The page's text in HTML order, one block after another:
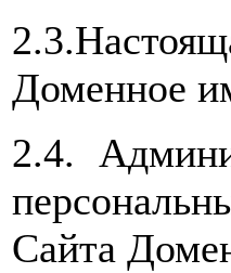
Доменное
2.4.
Сайта